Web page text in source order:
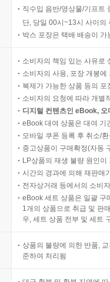
직수입 음반/영상물/기프트
단, 당일 00시~13시 사이의
박스 포장은 택배 배송이
소비자의 책임 있는 사유로
소비자의 사용, 포장 개봉
복제가 가능한 상품 등의
소비자의 요청에 따라 개별
디지털 컨텐츠인 eBook,
eBook 대여 상품은 대여 기
모바일 쿠폰 등록 후 취소/
중고상품이 구매확정(자동
LP상품의 재생 불량 원인
시간의 경과에 의해 재판매
전자상거래 등에서의 소비
eBook 세트 상품은 일괄 구
1개의 상품으로 취급 및 판
우, 세트 상품 전부 및 세트
상품의 불량에 의한 반품,
준하여 처리됨